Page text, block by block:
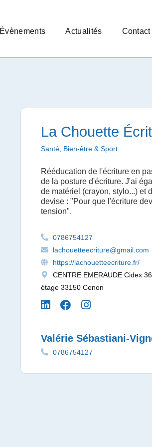
Évènements Actualités Contact
La Chouette
Santé, Bien-être & Sport
Rééducation de l'écriture en
de la posture d'écriture. J'ai
de matériel (crayon, stylo...) et
devise : "Pour que l'écriture
tension".
0786754127
lachouetteecriture@gmail.com
https://lachouetteecriture.fr/
CENTRE EMERAUDE Cidex
étage 33150 Cenon
Valérie Sébastiani-
0786754127